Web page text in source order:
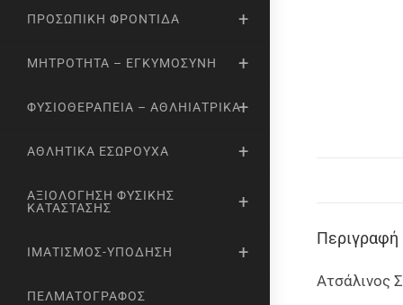
ΠΡΟΣΩΠΙΚΉ ΦΡΟΝΤΊΔΑ
ΜΗΤΡΌΤΗΤΑ – ΕΓΚΥΜΟΣΎΝΗ
ΦΥΣΙΟΘΕΡΑΠΕΊΑ – ΑΘΛΗΙΑΤΡΙΚΆ
ΑΘΛΗΤΙΚΆ ΕΣΏΡΟΥΧΑ
ΑΞΙΟΛΌΓΗΣΗ ΦΥΣΙΚΉΣ
ΚΑΤΆΣΤΑΣΗΣ
ΙΜΑΤΙΣΜΌΣ-ΥΠΌΔΗΣΗ
ΠΕΛΜΑΤΟΓΡΆΦΟΣ
Περιγραφή
Ατσάλινος